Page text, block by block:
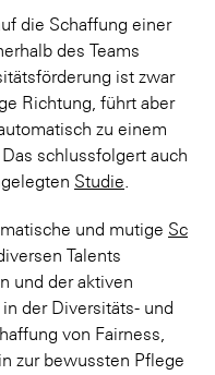
die Schaffung einer
des Teams
ist zwar
Richtung, führt aber
zu einem
schlussfolgert auch
Studie
und mutige Sc
Talents
und der aktiven
der Diversitäts- und
von Fairness,
zur bewussten Pflege